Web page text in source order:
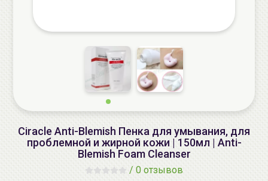
Ciracle Anti-Blemish Пенка для умывания, для
проблемной и жирной кожи | 150мл | Anti-
Blemish Foam Cleanser
/ 0 отзывов